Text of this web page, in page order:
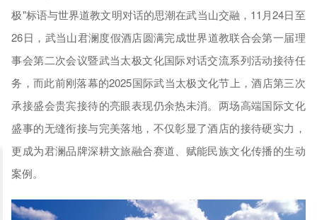
极"标语与世界道教文明对话的思潮在武当山交融，11月24日至
26日，武当山君澜度假酒店圆满完成世界道教联合会第一届理
事会第二次会议暨武当太极文化国际对话交流系列活动接待任
务，而此前刚落幕的2025国际武当太极文化节上，酒店第三次
承接盛会贵宾接待的亮眼表现仍余热未消。两场高端国际文化
盛事的无缝衔接与完美落地，不仅彰显了酒店的接待硬实力，
更成为君澜品牌深耕文旅融合赛道、赋能民族文化传播的生动
案例。